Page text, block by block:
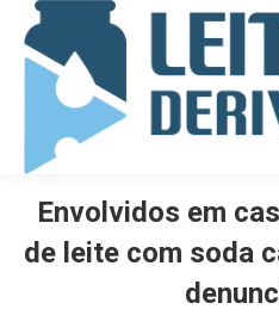
Envolvidos em
de leite com soda